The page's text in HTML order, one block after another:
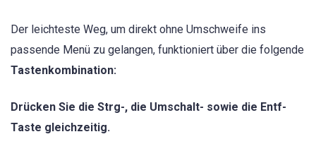
Der leichteste Weg, um direkt ohne Umschweife ins
passende Menü zu gelangen, funktioniert über die folgende
Tastenkombination:
Drücken Sie die Strg-, die Umschalt- sowie die Entf-
Taste gleichzeitig.